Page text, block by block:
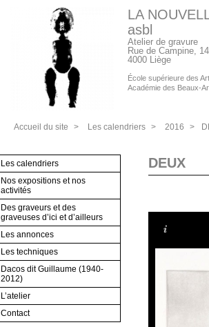
LA
asbl
Atelier de gravure
Rue de Campine, 14
4000 Liège
École supérieure des
Académie des Beaux-
Accueil du site > Les calendriers > 2016 >
DEUX
Les calendriers
Nos expositions et nos
activités
Des graveurs et des
graveuses d’ici et d’ailleurs
Les annonces
Les techniques
Dacos dit Guillaume (1940-
2012)
L’atelier
Contact